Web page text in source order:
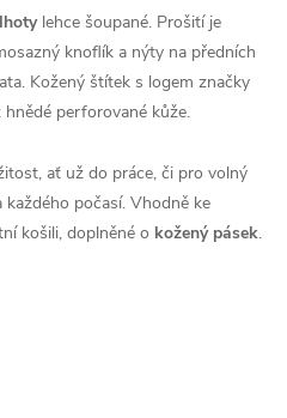
lehce šoupané. Prošití je
knoflík a nýty na předních
Kožený štítek s logem značky
perforované kůže.
ať už do práce, či pro volný
počasí. Vhodně ke
košili, doplněné o kožený pásek.